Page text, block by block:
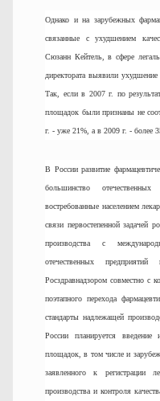
Однако и на зарубежных
связанные с ухудшением
Сюзанн Кейтель, в сфере
директората выявили
Так, если в 2007 г. по
площадок были признаны не
г. - уже 21%, а в 2009 г. - более
В России развитие
большинство
востребованные населением
связи первостепенной задачей
производства с
отечественных
Росздравнадзором совместно с
поэтапного перехода
стандарты надлежащей
России планируется введение
площадок, в том числе и
заявленного к регистрации
производства и контроля